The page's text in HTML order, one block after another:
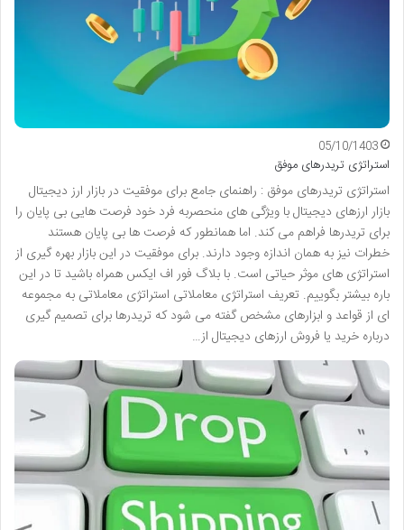
05/10/1403
استراتژی تریدرهای موفق
استراتژی تریدرهای موفق : راهنمای جامع برای موفقیت در بازار ارز دیجیتال
بازار ارزهای دیجیتال با ویژگی های منحصربه فرد خود فرصت هایی بی پایان را
برای تریدرها فراهم می کند. اما همانطور که فرصت ها بی پایان هستند
خطرات نیز به همان اندازه وجود دارند. برای موفقیت در این بازار بهره گیری از
استراتژی های موثر حیاتی است. با بلاگ فور اف ایکس همراه باشید تا در این
باره بیشتر بگوییم. تعریف استراتژی معاملاتی استراتژی معاملاتی به مجموعه
ای از قواعد و ابزارهای مشخص گفته می شود که تریدرها برای تصمیم گیری
درباره خرید یا فروش ارزهای دیجیتال از…